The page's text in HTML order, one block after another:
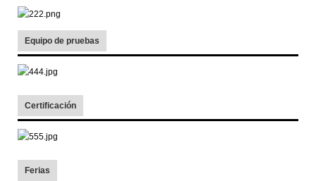
Equipo de pruebas
Certificación
Ferias